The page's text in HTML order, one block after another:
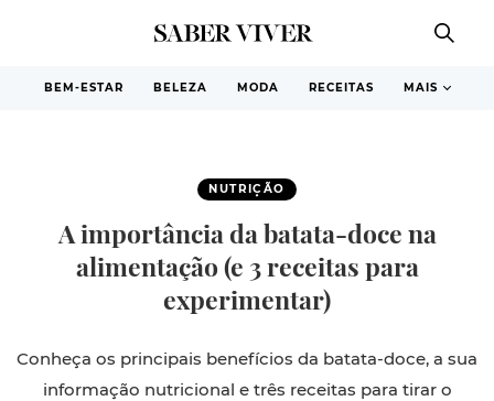
BEM-ESTAR BELEZA MODA RECEITAS MAIS
NUTRIÇÃO
A importância da batata-doce na
alimentação (e 3 receitas para
experimentar)
Conheça os principais benefícios da batata-doce, a sua
informação nutricional e três receitas para tirar o